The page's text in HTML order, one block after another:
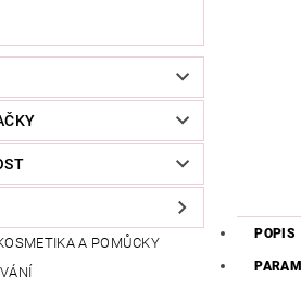
A POMŮCKY
POPIS